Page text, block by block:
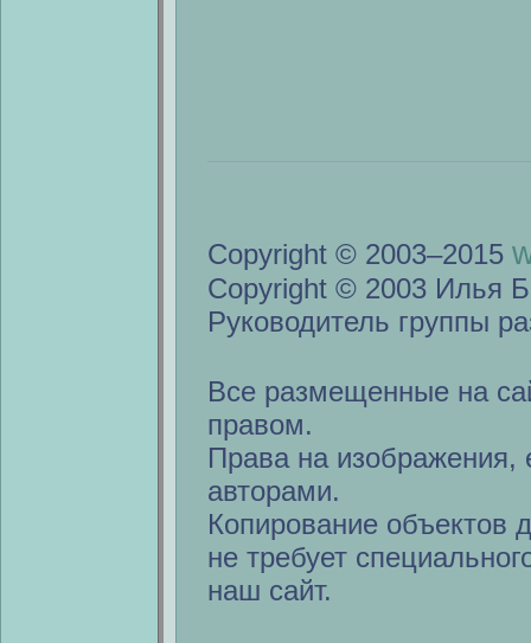
Copyright © 2003–2015
Copyright © 2003 Илья
Руководитель группы
Все размещенные на
правом.
Права на изображения,
авторами.
Копирование объектов
не требует
наш сайт.